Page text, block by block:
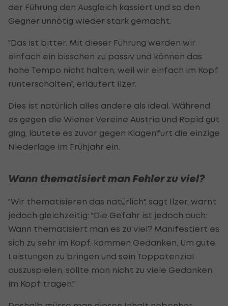
der Führung den Ausgleich kassiert und so den
Gegner unnötig wieder stark gemacht.
"Das ist bitter. Mit dieser Führung werden wir
einfach ein bisschen zu passiv und können das
hohe Tempo nicht halten, weil wir einfach im Kopf
runterschalten", erläutert Ilzer.
Dies ist natürlich alles andere als ideal. Während
es gegen die Wiener Vereine Austria und Rapid gut
ging, läutete es zuvor gegen Klagenfurt die einzige
Niederlage im Frühjahr ein.
Wann thematisiert man Fehler zu viel?
"Wir thematisieren das natürlich", sagt Ilzer, warnt
jedoch gleichzeitig: "Die Gefahr ist jedoch auch:
Wann thematisiert man es zu viel? Manifestiert es
sich zu sehr im Kopf, kommen Gedanken. Um gute
Leistungen zu bringen und sein Toppotenzial
auszuspielen, sollte man nicht zu viele Gedanken
im Kopf tragen."